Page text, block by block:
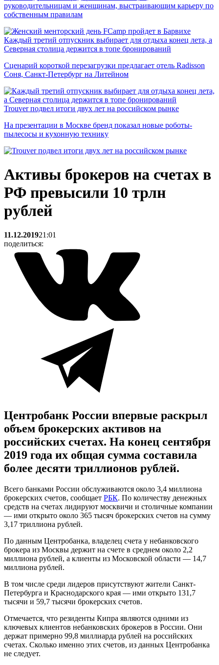
руководительницам и женщинам, выстраивающим карьеру по
собственным правилам
Каждый третий отпускник выбирает для отдыха конец лета, а
Северная столица держится в топе бронирований
Сценарий короткой перезагрузки предлагает отель Radisson
Соня, Санкт-Петербург на Литейном
Trouver подвел итоги двух лет на российском рынке
На презентации в Москве бренд показал новые роботы-
пылесосы и кухонную технику
Активы брокеров на счетах в
РФ превысили 10 трлн
рублей
11.12.201921:01
поделиться:
Центробанк России впервые раскрыл
объем брокерских активов на
российских счетах. На конец сентября
2019 года их общая сумма составила
более десяти триллионов рублей.
Всего банками России обслуживаются около 3,4 миллиона
брокерских счетов, сообщает РБК. По количеству денежных
средств на счетах лидируют москвичи и столичные компании
— ими открыто около 365 тысяч брокерских счетов на сумму
3,17 триллиона рублей.
По данным Центробанка, владелец счета у небанковского
брокера из Москвы держит на счете в среднем около 2,2
миллиона рублей, а клиенты из Московской области — 14,7
миллиона рублей.
В том числе среди лидеров присутствуют жители Санкт-
Петербурга и Краснодарского края — ими открыто 131,7
тысячи и 59,7 тысячи брокерских счетов.
Отмечается, что резиденты Кипра являются одними из
ключевых клиентов небанковских брокеров в России. Они
держат примерно 99,8 миллиарда рублей на российских
счетах. Сколько именно этих счетов, из данных Центробанка
не следует.